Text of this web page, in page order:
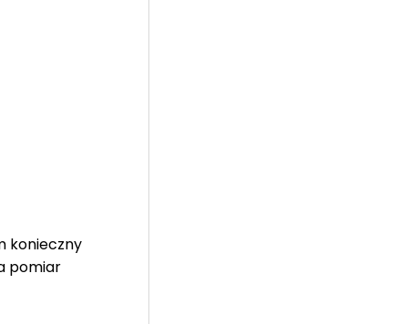
konieczny
pomiar